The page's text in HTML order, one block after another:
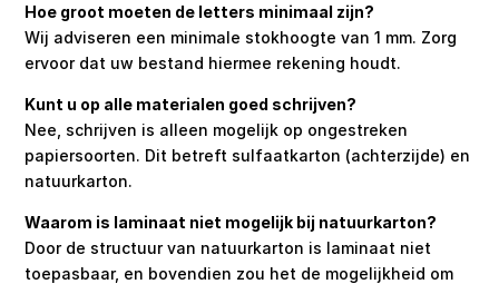
Hoe groot moeten de letters minimaal zijn?
Wij adviseren een minimale stokhoogte van 1 mm. Zorg
ervoor dat uw bestand hiermee rekening houdt.
Kunt u op alle materialen goed schrijven?
Nee, schrijven is alleen mogelijk op ongestreken
papiersoorten. Dit betreft sulfaatkarton (achterzijde) en
natuurkarton.
Waarom is laminaat niet mogelijk bij natuurkarton?
Door de structuur van natuurkarton is laminaat niet
toepasbaar, en bovendien zou het de mogelijkheid om